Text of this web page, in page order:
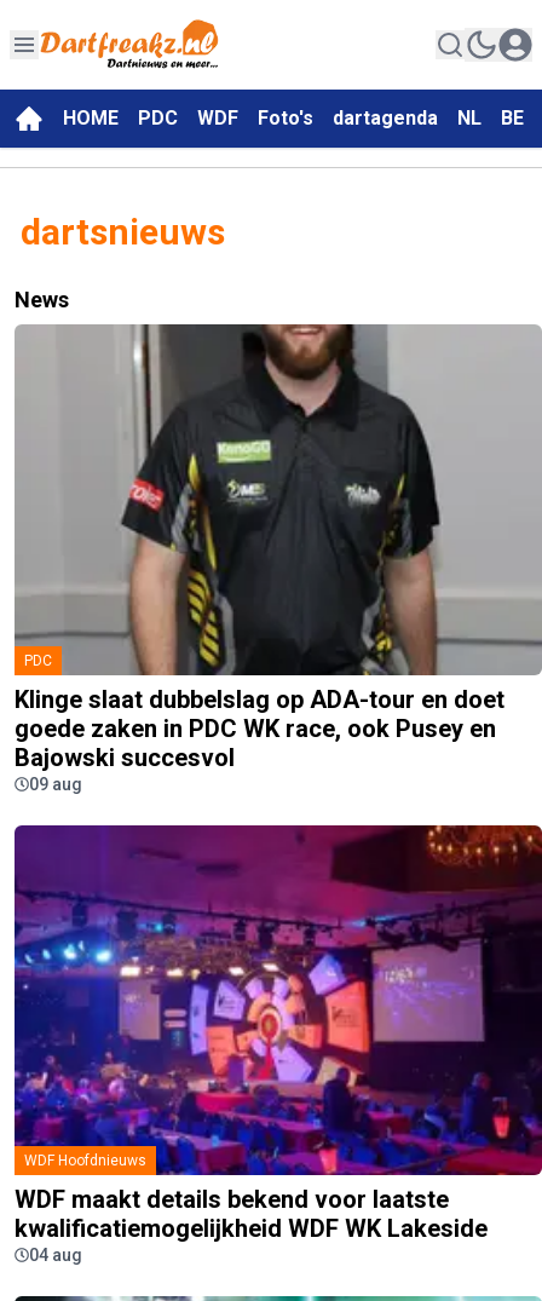
HOME PDC WDF Foto's dartagenda NL BE
dartsnieuws
News
PDC
Klinge slaat dubbelslag op ADA-tour en doet
goede zaken in PDC WK race, ook Pusey en
Bajowski succesvol
09 aug
WDF Hoofdnieuws
WDF maakt details bekend voor laatste
kwalificatiemogelijkheid WDF WK Lakeside
04 aug